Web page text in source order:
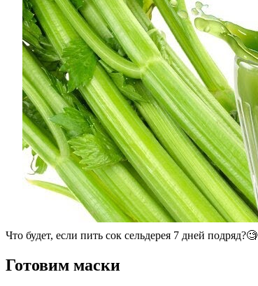
Что будет, если пить сок сельдерея 7 дней подряд?🧐
Готовим маски